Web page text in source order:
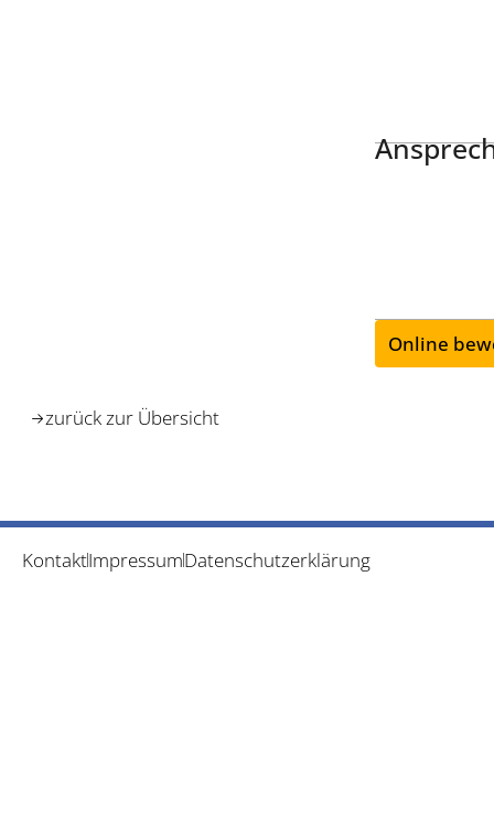
Online
zurück zur Übersicht
KontaktImpressumDatenschutzerklärung